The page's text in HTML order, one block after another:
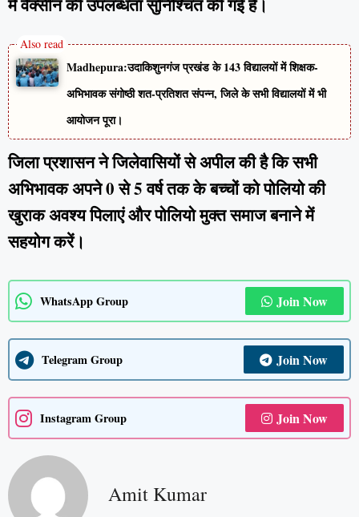
में वैक्सीन की उपलब्धता सुनिश्चित की गई है।
Madhepura:उदाकिशुनगंज प्रखंड के 143 विद्यालयों में शिक्षक-
अभिभावक संगोष्ठी शत-प्रतिशत संपन्न, जिले के सभी विद्यालयों में भी
आयोजन पूरा।
जिला प्रशासन ने जिलेवासियों से अपील की है कि सभी
अभिभावक अपने 0 से 5 वर्ष तक के बच्चों को पोलियो की
खुराक अवश्य पिलाएं और पोलियो मुक्त समाज बनाने में
सहयोग करें।
WhatsApp Group Join Now
Telegram Group Join Now
Instagram Group Join Now
Amit Kumar